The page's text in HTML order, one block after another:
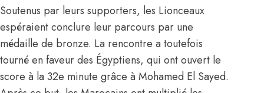
Soutenus par leurs supporters, les Lionceaux
espéraient conclure leur parcours par une
médaille de bronze. La rencontre a toutefois
tourné en faveur des Égyptiens, qui ont ouvert le
score à la 32e minute grâce à Mohamed El Sayed.